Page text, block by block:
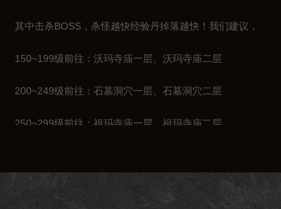
其中击杀BOSS，杀怪越快经验丹掉落越快！我们建议，
150~199级前往：沃玛寺庙一层、沃玛寺庙二层
200~249级前往：石墓洞穴一层、石墓洞穴二层
250~299级前往：祖玛寺庙一层、祖玛寺庙二层